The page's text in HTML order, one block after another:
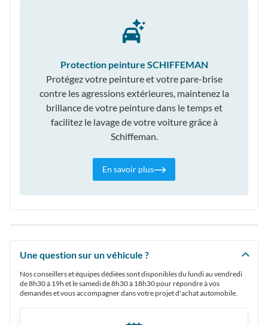
Protection peinture SCHIFFEMAN
Protégez votre peinture et votre pare-brise
contre les agressions extérieures, maintenez la
brillance de votre peinture dans le temps et
facilitez le lavage de votre voiture grâce à
Schiffeman.
En savoir plus
Une question sur un véhicule ?
Nos conseillers et équipes dédiées sont disponibles du lundi au vendredi
de 8h30 à 19h et le samedi de 8h30 à 18h30 pour répondre à vos
demandes et vous accompagner dans votre projet d'achat automobile.